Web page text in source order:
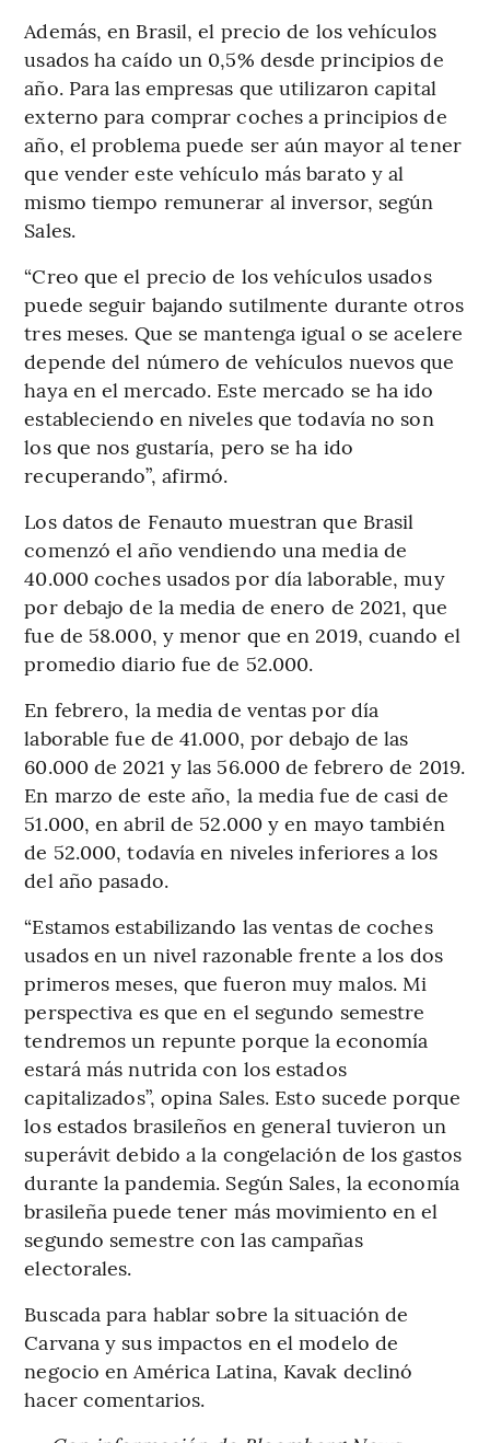
Además, en Brasil, el precio de los vehículos
usados ha caído un 0,5% desde principios de
año. Para las empresas que utilizaron capital
externo para comprar coches a principios de
año, el problema puede ser aún mayor al tener
que vender este vehículo más barato y al
mismo tiempo remunerar al inversor, según
Sales.
“Creo que el precio de los vehículos usados
puede seguir bajando sutilmente durante otros
tres meses. Que se mantenga igual o se acelere
depende del número de vehículos nuevos que
haya en el mercado. Este mercado se ha ido
estableciendo en niveles que todavía no son
los que nos gustaría, pero se ha ido
recuperando”, afirmó.
Los datos de Fenauto muestran que Brasil
comenzó el año vendiendo una media de
40.000 coches usados por día laborable, muy
por debajo de la media de enero de 2021, que
fue de 58.000, y menor que en 2019, cuando el
promedio diario fue de 52.000.
En febrero, la media de ventas por día
laborable fue de 41.000, por debajo de las
60.000 de 2021 y las 56.000 de febrero de 2019.
En marzo de este año, la media fue de casi de
51.000, en abril de 52.000 y en mayo también
de 52.000, todavía en niveles inferiores a los
del año pasado.
“Estamos estabilizando las ventas de coches
usados en un nivel razonable frente a los dos
primeros meses, que fueron muy malos. Mi
perspectiva es que en el segundo semestre
tendremos un repunte porque la economía
estará más nutrida con los estados
capitalizados”, opina Sales. Esto sucede porque
los estados brasileños en general tuvieron un
superávit debido a la congelación de los gastos
durante la pandemia. Según Sales, la economía
brasileña puede tener más movimiento en el
segundo semestre con las campañas
electorales.
Buscada para hablar sobre la situación de
Carvana y sus impactos en el modelo de
negocio en América Latina, Kavak declinó
hacer comentarios.